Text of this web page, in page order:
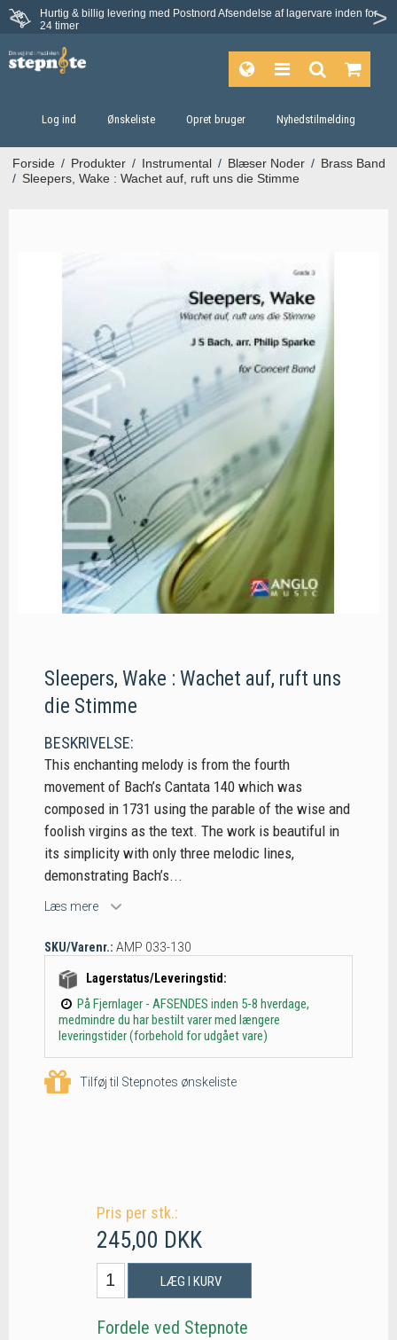
Hurtig & billig levering med Postnord Afsendelse af lagervare inden for
24 timer
Fortrydelsesret på 30 dage
Log ind Ønskeliste Opret bruger Nyhedstilmelding
Forside / Produkter / Instrumental / Blæser Noder / Brass Band
/ Sleepers, Wake : Wachet auf, ruft uns die Stimme
Sleepers, Wake : Wachet auf, ruft uns
die Stimme
BESKRIVELSE:
This enchanting melody is from the fourth
movement of Bach’s Cantata 140 which was
composed in 1731 using the parable of the wise and
foolish virgins as the text. The work is beautiful in
its simplicity with only three melodic lines,
demonstrating Bach’s...
Læs mere
SKU/Varenr.: AMP 033-130
Lagerstatus/Leveringstid:
På Fjernlager - AFSENDES inden 5-8 hverdage,
medmindre du har bestilt varer med længere
leveringstider (forbehold for udgået vare)
Tilføj til Stepnotes ønskeliste
Pris per stk.:
245,00 DKK
LÆG I KURV
Fordele ved Stepnote